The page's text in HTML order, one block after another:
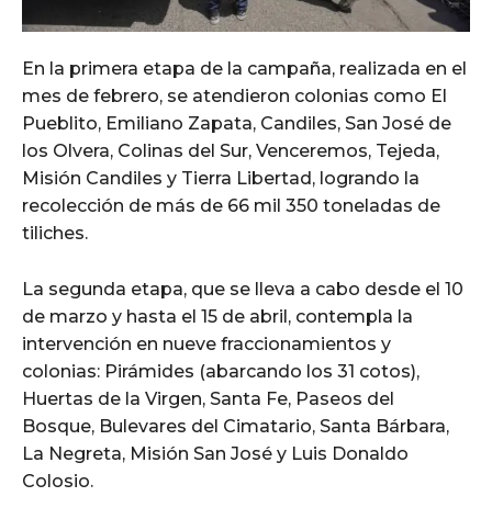
En la primera etapa de la campaña, realizada en el
mes de febrero, se atendieron colonias como El
Pueblito, Emiliano Zapata, Candiles, San José de
los Olvera, Colinas del Sur, Venceremos, Tejeda,
Misión Candiles y Tierra Libertad, logrando la
recolección de más de 66 mil 350 toneladas de
tiliches.
La segunda etapa, que se lleva a cabo desde el 10
de marzo y hasta el 15 de abril, contempla la
intervención en nueve fraccionamientos y
colonias: Pirámides (abarcando los 31 cotos),
Huertas de la Virgen, Santa Fe, Paseos del
Bosque, Bulevares del Cimatario, Santa Bárbara,
La Negreta, Misión San José y Luis Donaldo
Colosio.